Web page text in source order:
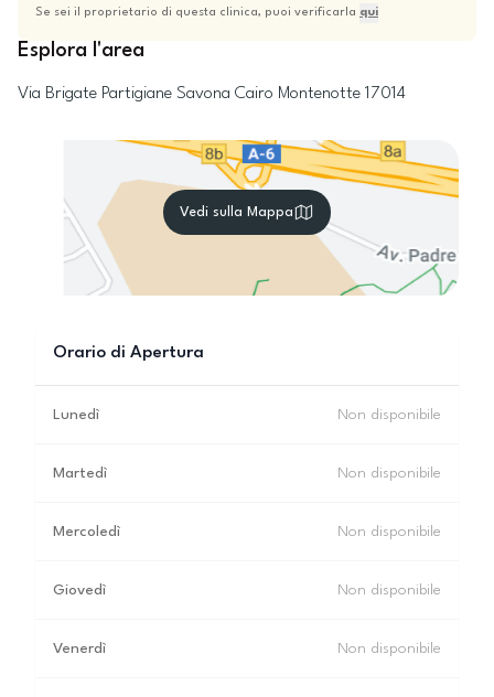
Se sei il proprietario di questa clinica, puoi verificarla qui
Esplora l'area
Via Brigate Partigiane Savona Cairo Montenotte 17014
Vedi sulla Mappa
Orario di Apertura
Lunedì Non disponibile
Martedì Non disponibile
Mercoledì Non disponibile
Giovedì Non disponibile
Venerdì Non disponibile